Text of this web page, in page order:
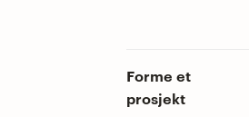
Forme et
prosjekt